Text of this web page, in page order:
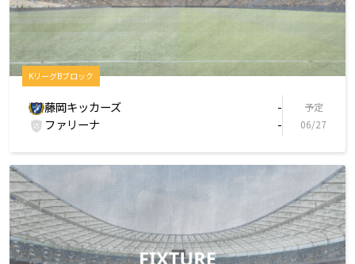
KリーグBブロック
藤岡キッカーズ -
ファリーナ -
予定
06/27